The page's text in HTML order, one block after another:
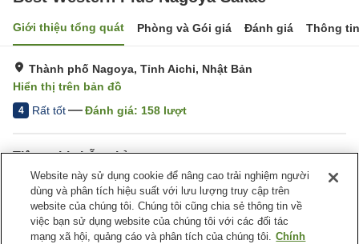
Giới thiệu tổng quát Phòng và Gói giá Đánh giá Thông
Thành phố Nagoya, Tỉnh Aichi, Nhật Bản
Hiển thị trên bản đồ
4 Rất tốt Đánh giá: 158 lượt
Tiện nghi chỗ nghỉ
Giao Hàng Tận Nhà Dịch Vụ Gọi Đánh Thức
Trang chủ Nhật Bản Tỉnh Aichi
Thành phố Nagoya
Best Western Plus Nagoya Sakae
Website này sử dụng cookie để nâng cao trải nghiệm người
dùng và phân tích hiệu suất với lưu lượng truy cập trên
website của chúng tôi. Chúng tôi cũng chia sẻ thông tin về
việc bạn sử dụng website của chúng tôi với các đối tác
mạng xã hội, quảng cáo và phân tích của chúng tôi. Chính